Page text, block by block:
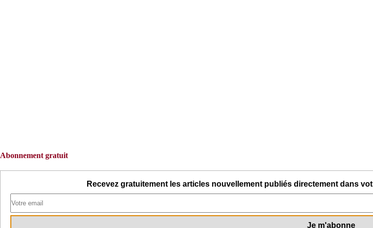
Abonnement gratuit
Recevez gratuitement les articles nouvellement publiés directement dans